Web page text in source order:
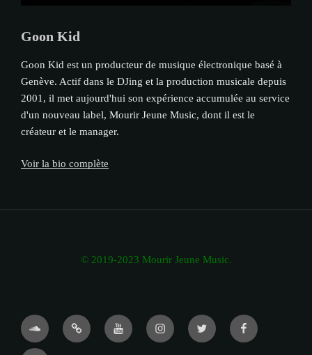
Goon Kid
Goon Kid est un producteur de musique électronique basé à
Genève. Actif dans le DJing et la production musicale depuis
2001, il met aujourd'hui son expérience accumulée au service
d'un nouveau label, Mourir Jeune Music, dont il est le
créateur et le manager.
Voir la bio complète
© 2019-2023 Mourir Jeune Music.
SoundcloudBandcampYouTube Instagram Twitter Facebook